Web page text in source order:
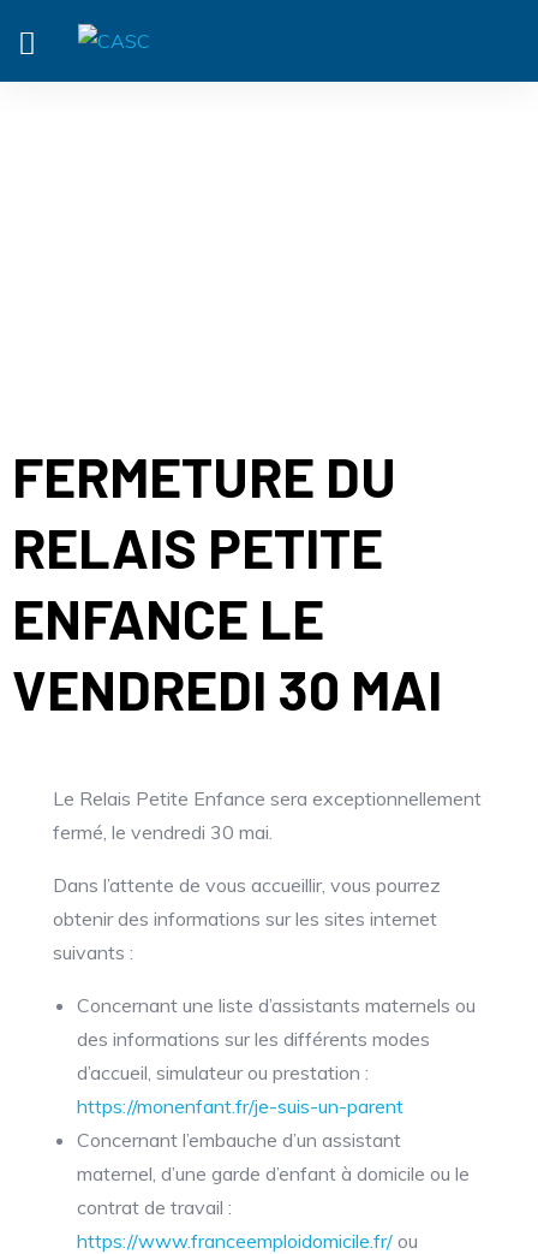
FERMETURE DU
RELAIS PETITE
ENFANCE LE
VENDREDI 30 MAI
Le Relais Petite Enfance sera exceptionnellement
fermé, le vendredi 30 mai.
Dans l’attente de vous accueillir, vous pourrez
obtenir des informations sur les sites internet
suivants :
Concernant une liste d’assistants maternels ou
des informations sur les différents modes
d’accueil, simulateur ou prestation :
https://monenfant.fr/je-suis-un-parent
Concernant l’embauche d’un assistant
maternel, d’une garde d’enfant à domicile ou le
contrat de travail :
https://www.franceemploidomicile.fr/ ou